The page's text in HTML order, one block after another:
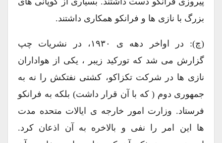
بزرگ با نازی ها و فرانکو همکاری داشتند.
(چ): در اواخر دهه ی ۱۹۳۰، در نشریات چپ
گزارش می شد که تورکید زیبر ، یکی از هواداران
نازی ها در شرکت تکزاکو، کشتی نفتکش را نه به
جمهوری دوم ( که با آن قرار داشت) بلکه به فرانکو
فرستاد. وزارت امور خارجه ی ایالات متحده مدت
ها این امر را نفی و بالاخره به آن اذعان کرد.